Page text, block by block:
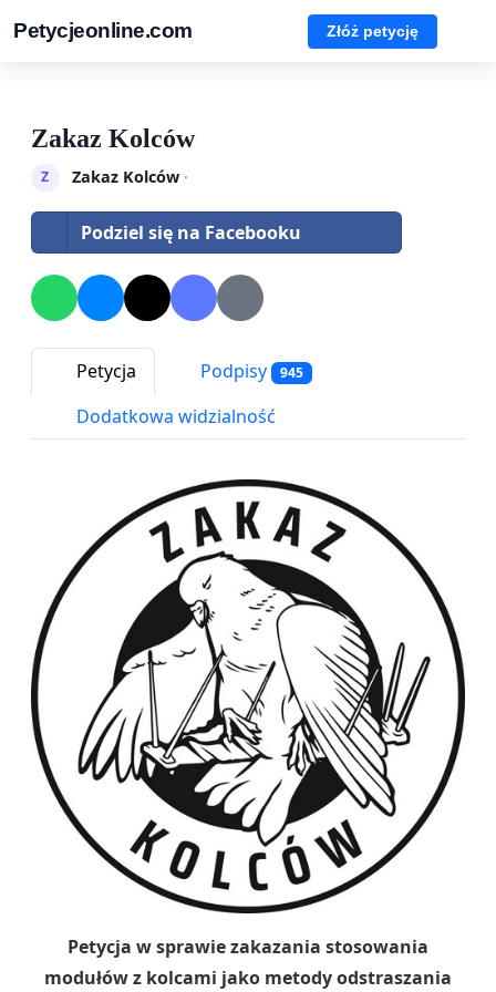
Petycjeonline.com Złóż petycję
Zakaz Kolców
Z Zakaz Kolców·
Podziel się na Facebooku
Petycja Podpisy 945
Dodatkowa widzialność
Petycja w sprawie zakazania stosowania
modułów z kolcami jako metody odstraszania